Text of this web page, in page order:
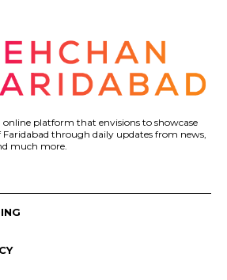
online platform that envisions to showcase
through daily updates from news,
much more.